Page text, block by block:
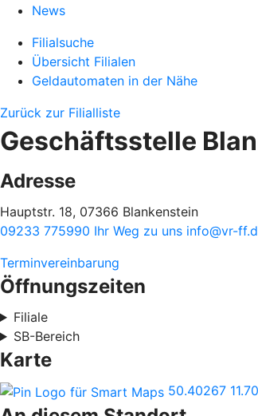
News
Filialsuche
Übersicht Filialen
Geldautomaten in der Nähe
Zurück zur Filialliste
Geschäftsstelle
Adresse
Hauptstr. 18, 07366 Blankenstein
09233 775990 Ihr Weg zu uns info@vr-
Terminvereinbarung
Öffnungszeiten
Filiale
SB-Bereich
Karte
50.40267